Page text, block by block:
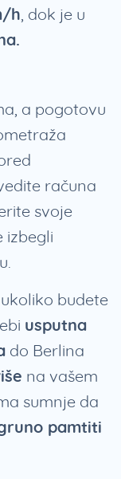
h, dok je u
a pogotovu
računa
svoje
izbegli
budete
usputna
do Berlina
na vašem
sumnje da
pamtiti